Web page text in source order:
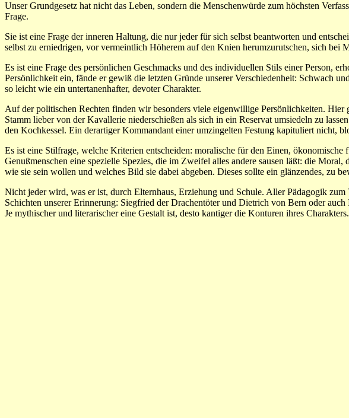
Unser Grundgesetz hat nicht das Leben, sondern die Menschenwürde zum höchsten
Frage.
Sie ist eine Frage der inneren Haltung, die nur jeder für sich selbst beantworten und
selbst zu erniedrigen, vor vermeintlich Höherem auf den Knien herumzurutschen, sich bei
Es ist eine Frage des persönlichen Geschmacks und des individuellen Stils einer Person,
Persönlichkeit ein, fände er gewiß die letzten Gründe unserer Verschiedenheit: Schwach
so leicht wie ein untertanenhafter, devoter Charakter.
Auf der politischen Rechten finden wir besonders viele eigenwillige Persönlichkeiten.
Stamm lieber von der Kavallerie niederschießen als sich in ein Reservat umsiedeln zu
den Kochkessel. Ein derartiger Kommandant einer umzingelten Festung kapituliert nicht,
Es ist eine Stilfrage, welche Kriterien entscheiden: moralische für den Einen,
Genußmenschen eine spezielle Spezies, die im Zweifel alles andere sausen läßt: die
wie sie sein wollen und welches Bild sie dabei abgeben. Dieses sollte ein glänzendes, zu
Nicht jeder wird, was er ist, durch Elternhaus, Erziehung und Schule. Aller Pädagogik
Schichten unserer Erinnerung: Siegfried der Drachentöter und Dietrich von Bern oder
Je mythischer und literarischer eine Gestalt ist, desto kantiger die Konturen ihres Charakters.